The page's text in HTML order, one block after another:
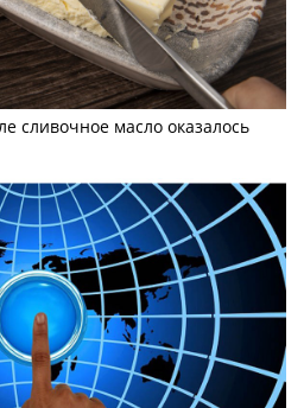
сливочное масло оказалось